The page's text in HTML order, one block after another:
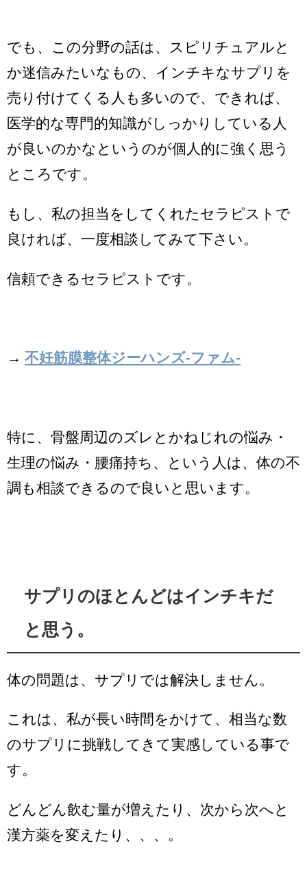
でも、この分野の話は、スピリチュアルと
か迷信みたいなもの、インチキなサプリを
売り付けてくる人も多いので、できれば、
医学的な専門的知識がしっかりしている人
が良いのかなというのが個人的に強く思う
ところです。
もし、私の担当をしてくれたセラピストで
良ければ、一度相談してみて下さい。
信頼できるセラピストです。
→ 不妊筋膜整体ジーハンズ-ファム-
特に、骨盤周辺のズレとかねじれの悩み・
生理の悩み・腰痛持ち、という人は、体の不
調も相談できるので良いと思います。
サプリのほとんどはインチキだ
と思う。
体の問題は、サプリでは解決しません。
これは、私が長い時間をかけて、相当な数
のサプリに挑戦してきて実感している事で
す。
どんどん飲む量が増えたり、次から次へと
漢方薬を変えたり、、、。